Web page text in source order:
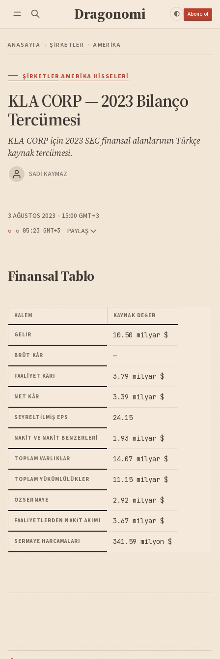
Dragonomi Abone ol
ANASAYFA › ŞIRKETLER › AMERIKA
ŞIRKETLER·AMERIKA HISSELERI
KLA CORP — 2023 Bilanço
Tercümesi
KLA CORP için 2023 SEC finansal alanlarının Türkçe
kaynak tercümesi.
SADI KAYMAZ
3 AĞUSTOS 2023 15:00 GMT+3
↻ 05:23 GMT+3 PAYLAŞ
Finansal Tablo
KALEM KAYNAK DEĞER
GELIR 10.50 milyar $
BRÜT KÂR —
FAALIYET KÂRI 3.79 milyar $
NET KÂR 3.39 milyar $
SEYRELTILMIŞ EPS 24.15
NAKIT VE NAKIT BENZERLERI 1.93 milyar $
TOPLAM VARLIKLAR 14.07 milyar $
TOPLAM YÜKÜMLÜLÜKLER 11.15 milyar $
ÖZSERMAYE 2.92 milyar $
FAALIYETLERDEN NAKIT AKIMI 3.67 milyar $
SERMAYE HARCAMALARI 341.59 milyon $